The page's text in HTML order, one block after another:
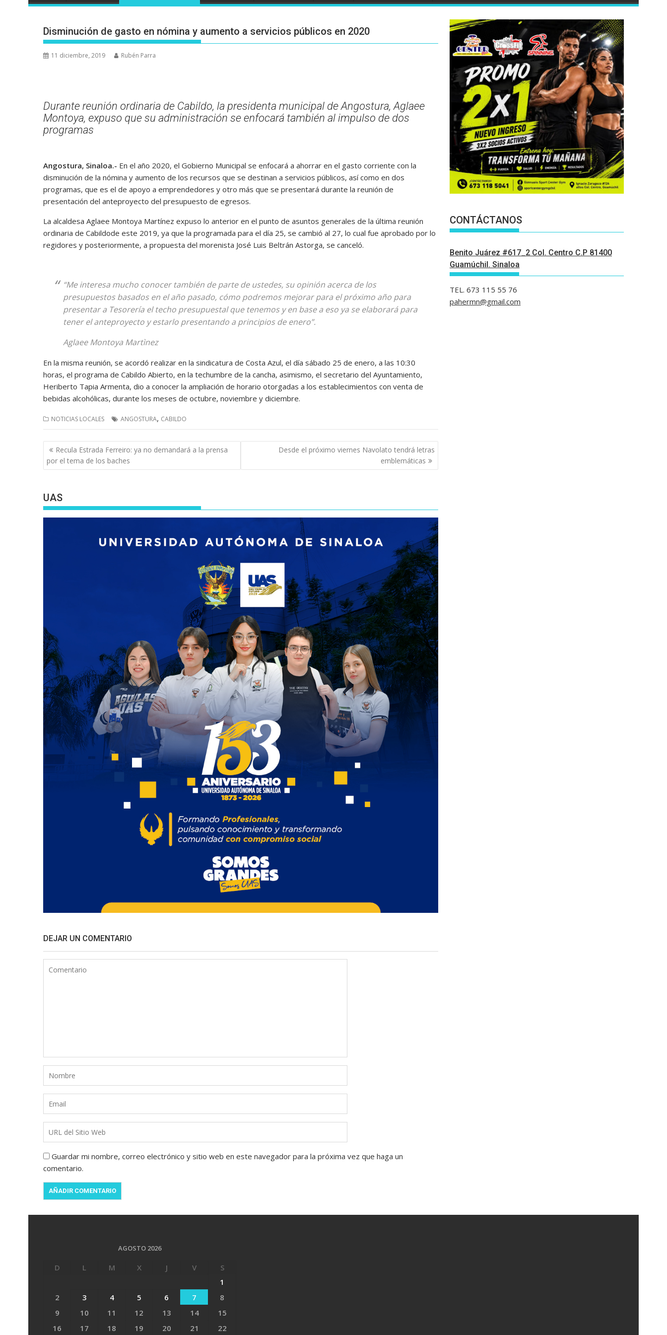
Disminución de gasto en nómina y aumento a servicios públicos en 2020
11 diciembre, 2019 Rubén Parra
Durante reunión ordinaria de Cabildo, la presidenta municipal de Angostura, Aglaee
Montoya, expuso que su administración se enfocará también al impulso de dos
programas
Angostura, Sinaloa.- En el año 2020, el Gobierno Municipal se enfocará a ahorrar en el gasto corriente con la
disminución de la nómina y aumento de los recursos que se destinan a servicios públicos, así como en dos
programas, que es el de apoyo a emprendedores y otro más que se presentará durante la reunión de
presentación del anteproyecto del presupuesto de egresos.
La alcaldesa Aglaee Montoya Martínez expuso lo anterior en el punto de asuntos generales de la última reunión
ordinaria de Cabildode este 2019, ya que la programada para el día 25, se cambió al 27, lo cual fue aprobado por lo
regidores y posteriormente, a propuesta del morenista José Luis Beltrán Astorga, se canceló.
“Me interesa mucho conocer también de parte de ustedes, su opinión acerca de los
presupuestos basados en el año pasado, cómo podremos mejorar para el próximo año para
presentar a Tesorería el techo presupuestal que tenemos y en base a eso ya se elaborará para
tener el anteproyecto y estarlo presentando a principios de enero”.
Aglaee Montoya Martìnez
En la misma reunión, se acordó realizar en la sindicatura de Costa Azul, el día sábado 25 de enero, a las 10:30
horas, el programa de Cabildo Abierto, en la techumbre de la cancha, asimismo, el secretario del Ayuntamiento,
Heriberto Tapia Armenta, dio a conocer la ampliación de horario otorgadas a los establecimientos con venta de
bebidas alcohólicas, durante los meses de octubre, noviembre y diciembre.
NOTICIAS LOCALES ANGOSTURA, CABILDO
Navegación
de
entradas
Recula Estrada Ferreiro: ya no demandará a la prensa
por el tema de los baches
Desde el próximo viernes Navolato tendrá letras
emblemáticas
UAS
DEJAR UN COMENTARIO
Guardar mi nombre, correo electrónico y sitio web en este navegador para la próxima vez que haga un
comentario.
CONTÁCTANOS
Benito Juárez #617_2 Col. Centro C.P 81400
Guamúchil. Sinaloa
TEL. 673 115 55 76
pahermn@gmail.com
AGOSTO 2026
D L M X J V
S
1
2
3 4 5 6 7
8
9
10 11 12 13 14
15
16
17 18 19 20 21 22